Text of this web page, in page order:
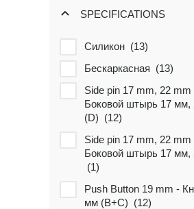
SPECIFICATIONS
Силикон (13)
Бескаркасная (13)
Side pin 17 mm, 22 mm
Боковой штырь 17 мм,
(D) (12)
Side pin 17 mm, 22 mm
Боковой штырь 17 мм,
(1)
Push Button 19 mm -
мм (B+C) (12)